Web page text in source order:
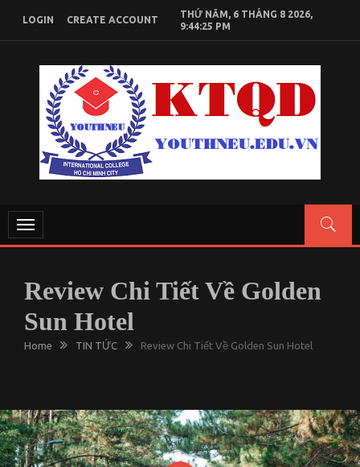
content
LOGIN CREATE ACCOUNT
THỨ NĂM, 6 THÁNG 8 2026,
9:44:25 PM
KIẾN THỨC KINH TẾ QUỐC DÂN
Toggle
navigation
Review Chi Tiết Về Golden
Sun Hotel
Home TIN TỨC Review Chi Tiết Về Golden Sun Hotel